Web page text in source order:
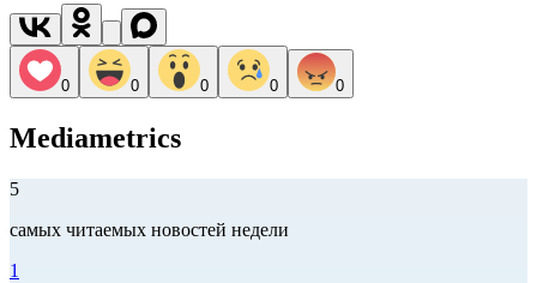
0 0 0 0 0
Mediametrics
5
самых читаемых новостей недели
1